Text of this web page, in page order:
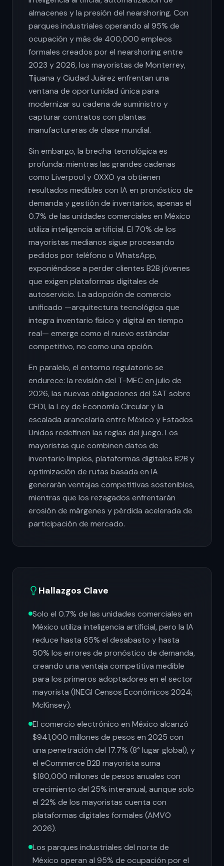
almacenes y la presión del nearshoring. Con
parques industriales operando al 95% de
ocupación y más de 400,000 empleos
formales creados por el nearshoring entre
2023 y 2026, los mayoristas de Monterrey,
Tijuana y Ciudad Juárez enfrentan una
ventana de oportunidad única para
modernizar su cadena de suministro y
capturar contratos con plantas
manufactureras de clase mundial.
Sin embargo, la brecha tecnológica es
profunda: mientras las grandes cadenas
como Liverpool y OXXO ya obtienen
resultados medibles con IA en pronóstico de
demanda y gestión de inventarios, apenas el
0.7% de las unidades comerciales en México
utiliza inteligencia artificial. El 70% de los
mayoristas medianos sigue procesando
pedidos por teléfono o WhatsApp,
exponiéndose a perder clientes B2B jóvenes
que exigen plataformas digitales de
autoservicio. La adopción de comercio
unificado —arquitectura tecnológica que
integra inventario físico y digital en tiempo
real— emerge como el nuevo estándar
competitivo, no como una opción.
En paralelo, el entorno regulatorio se
endurece: la revisión del T-MEC en julio de
2026, las nuevas obligaciones del SAT sobre
CFDI, la Ley de Economía Circular y la
escalada arancelaria entre México y Estados
Unidos redefinen las reglas del juego. Los
mayoristas que combinen datos de
inventario limpios, plataformas digitales B2B y
optimización de rutas basada en IA
generarán ventajas competitivas sostenibles,
mientras que los rezagados enfrentarán
erosión de márgenes y pérdida acelerada de
participación de mercado.
Hallazgos Clave
Solo el 0.7% de las unidades comerciales en
México utiliza inteligencia artificial, pero la IA
reduce hasta 65% el desabasto y hasta
50% los errores de pronóstico de demanda,
creando una ventaja competitiva medible
para los primeros adoptadores en el sector
mayorista (INEGI Censos Económicos 2024;
McKinsey).
El comercio electrónico en México alcanzó
$941,000 millones de pesos en 2025 con
una penetración del 17.7% (8° lugar global), y
el eCommerce B2B mayorista suma
$180,000 millones de pesos anuales con
crecimiento del 25% interanual, aunque solo
el 22% de los mayoristas cuenta con
plataformas digitales formales (AMVO
2026).
Los parques industriales del norte de
México operan al 95% de ocupación por el